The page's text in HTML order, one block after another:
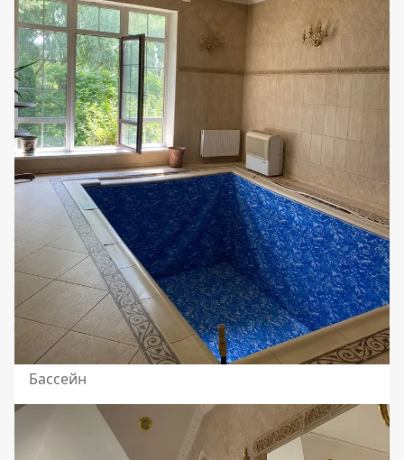
Бассейн